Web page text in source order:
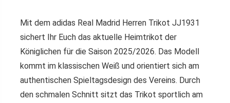
Mit dem adidas Real Madrid Herren Trikot JJ1931
sichert Ihr Euch das aktuelle Heimtrikot der
Königlichen für die Saison 2025/2026. Das Modell
kommt im klassischen Weiß und orientiert sich am
authentischen Spieltagsdesign des Vereins. Durch
den schmalen Schnitt sitzt das Trikot sportlich am